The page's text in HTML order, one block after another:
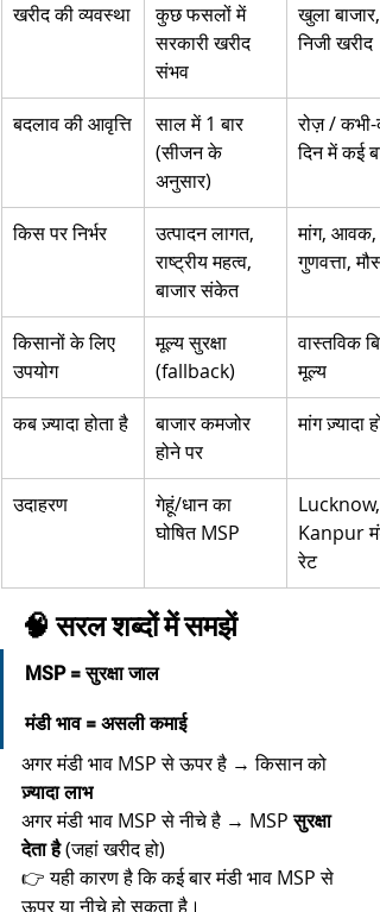
खरीद की व्यवस्था
कुछ फसलों में
सरकारी खरीद
संभव
खुला बाजार,
निजी खरीद
बदलाव की आवृत्ति
साल में 1 बार
(सीजन के
अनुसार)
रोज़ / कभी-
दिन में कई बार
किस पर निर्भर
उत्पादन लागत,
राष्ट्रीय महत्व,
बाजार संकेत
मांग, आवक,
गुणवत्ता, मौसम
किसानों के लिए
उपयोग
मूल्य सुरक्षा
(fallback)
वास्तविक
मूल्य
कब ज़्यादा होता है
बाजार कमजोर
होने पर
मांग ज़्यादा
उदाहरण
गेहूं/धान का
घोषित MSP
Lucknow,
Kanpur
रेट
🧠 सरल शब्दों में समझें
MSP = सुरक्षा जाल
मंडी भाव = असली कमाई
अगर मंडी भाव MSP से ऊपर है → किसान को
ज़्यादा लाभ
अगर मंडी भाव MSP से नीचे है → MSP सुरक्षा
देता है (जहां खरीद हो)
👉 यही कारण है कि कई बार मंडी भाव MSP से
ऊपर या नीचे हो सकता है।